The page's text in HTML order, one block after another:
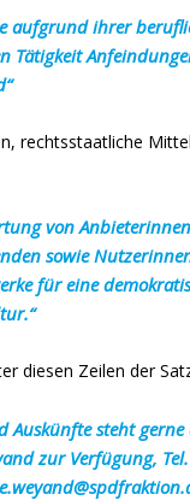
aufgrund ihrer
Tätigkeit
rechtsstaatliche
von
sowie
für eine
diesen Zeilen der
Auskünfte steht
zur Verfügung,